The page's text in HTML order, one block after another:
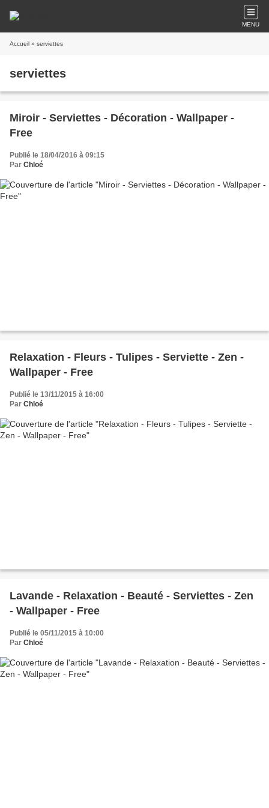
MENU
Accueil » serviettes
serviettes
Miroir - Serviettes - Décoration - Wallpaper -
Free
Publié le 18/04/2016 à 09:15
Par Chloé
Relaxation - Fleurs - Tulipes - Serviette - Zen -
Wallpaper - Free
Publié le 13/11/2015 à 16:00
Par Chloé
Lavande - Relaxation - Beauté - Serviettes - Zen
- Wallpaper - Free
Publié le 05/11/2015 à 10:00
Par Chloé